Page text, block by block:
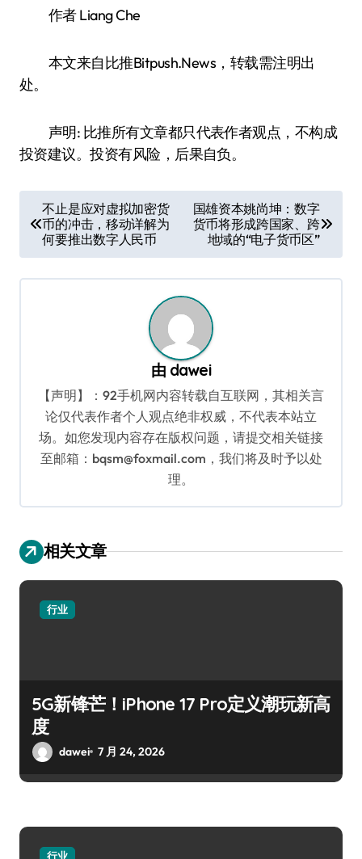
作者 Liang Che
本文来自比推Bitpush.News，转载需注明出
处。
声明: 比推所有文章都只代表作者观点，不构成
投资建议。投资有风险，后果自负。
章
导
航
不止是应对虚拟加密货
币的冲击，移动详解为
何要推出数字人民币
国雄资本姚尚坤：数字
货币将形成跨国家、跨
地域的“电子货币区”
由 dawei
【声明】：92手机网内容转载自互联网，其相关言
论仅代表作者个人观点绝非权威，不代表本站立
场。如您发现内容存在版权问题，请提交相关链接
至邮箱：bqsm@foxmail.com，我们将及时予以处
理。
相关文章
行业
5G新锋芒！iPhone 17 Pro定义潮玩新高
度
dawei 7 月 24, 2026
行业